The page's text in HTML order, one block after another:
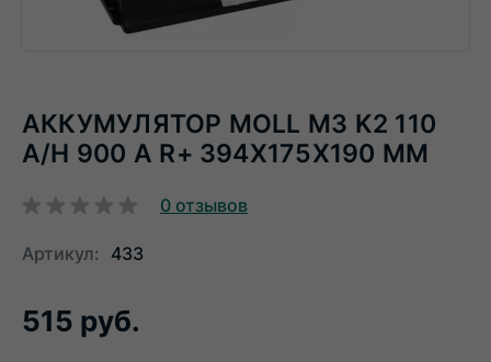
АККУМУЛЯТОР MOLL M3 K2 110
A/H 900 А R+ 394X175X190 ММ
0 отзывов
Артикул: 433
515 руб.